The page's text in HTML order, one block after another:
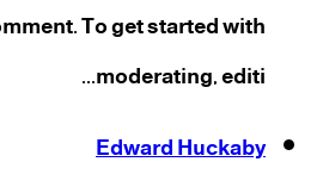
To get started with
moderating, editi...
Edward Huckaby